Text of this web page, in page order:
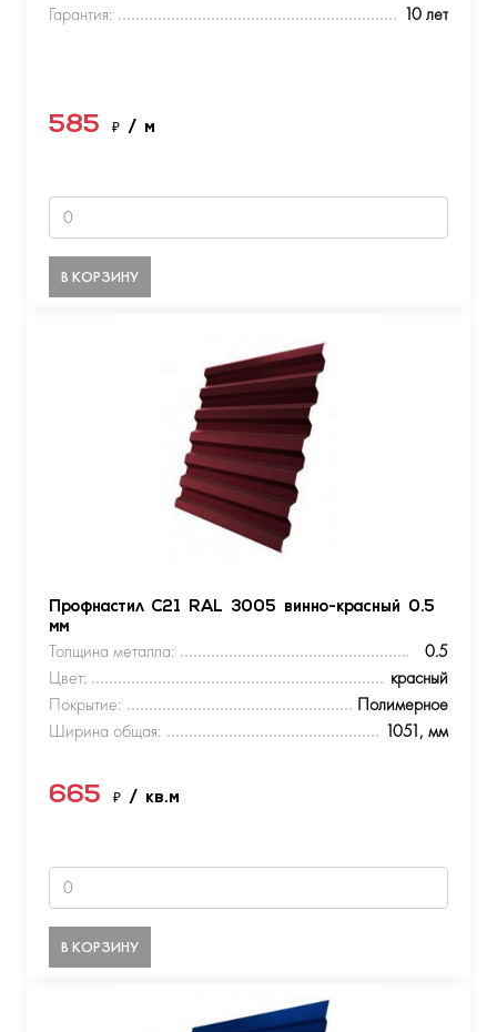
Гарантия:
10 лет
585 ₽ / м
В КОРЗИНУ
Профнастил С21 RAL 3005 винно-красный 0.5
мм
Толщина металла:
0.5
Цвет:
красный
Покрытие:
Полимерное
Ширина общая:
1051, мм
665 ₽ / кв.м
В КОРЗИНУ